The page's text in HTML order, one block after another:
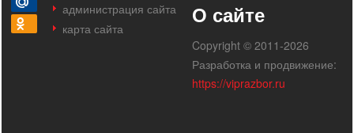
администрация сайта
карта сайта
О сайте
Copyright © 2011-2026
Разработка и продвижение:
https://viprazbor.ru